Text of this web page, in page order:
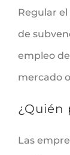
Regular
de
empleo
mercado
¿Quién
Las